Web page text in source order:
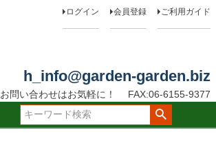
ログイン 会員登録 ご利用ガイド
h_info@garden-garden.biz
お問い合わせはお気軽に！
FAX:06-6155-9377